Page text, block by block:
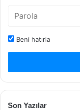
Beni hatırla
Son Yazılar